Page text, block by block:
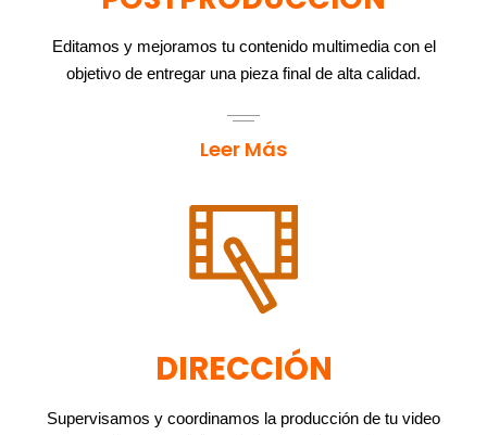
Editamos y mejoramos tu contenido multimedia con el
objetivo de entregar una pieza final de alta calidad.
Leer Más
DIRECCIÓN
Supervisamos y coordinamos la producción de tu video